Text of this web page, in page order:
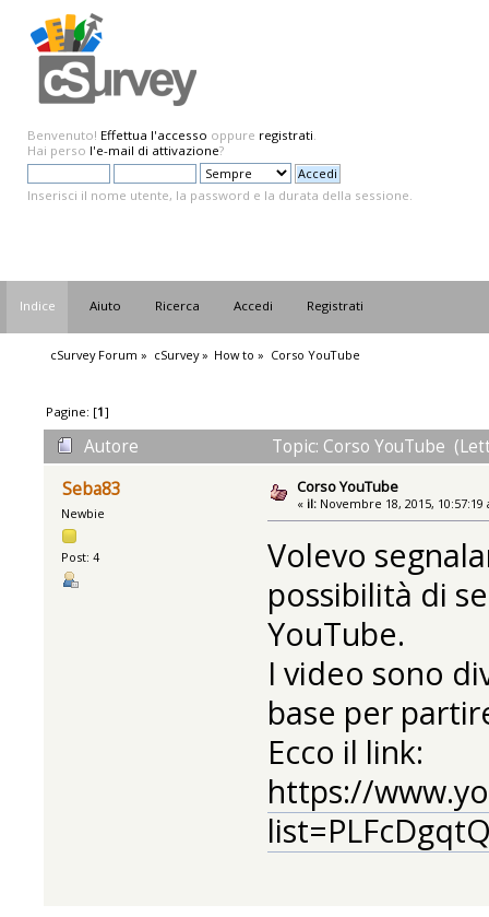
Benvenuto! Effettua l'accesso oppure registrati.
Hai perso l'e-mail di attivazione?
Inserisci il nome utente, la password e la durata della sessione.
Indice Aiuto Ricerca Accedi Registrati
cSurvey Forum » cSurvey» How to » Corso YouTube
Pagine: [1]
Autore
Topic: Corso YouTube
Seba83
Newbie
Post: 4
Corso YouTube
« il: Novembre 18, 2015, 10:57:19
Volevo
possibilità di
YouTube.
I video sono
base per
Ecco il link:
https://